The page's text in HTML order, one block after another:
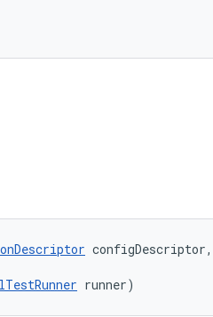
configDescriptor,
runner)